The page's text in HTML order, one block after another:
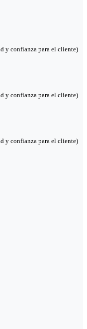
y confianza para el cliente)
y confianza para el cliente)
y confianza para el cliente)